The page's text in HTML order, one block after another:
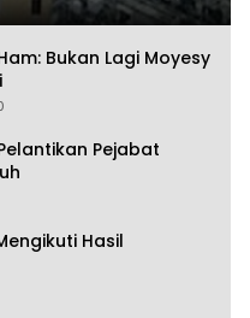
Bukan Lagi Moyesy
Pejabat
Hasil